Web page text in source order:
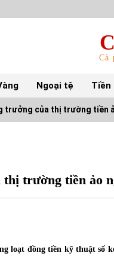
Cà
Ngoại tệ Tiền
trưởng của thị trường tiền
trường tiền ảo
loạt đồng tiền kỹ thuật số